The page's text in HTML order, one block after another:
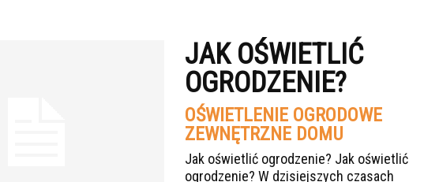
JAK OŚWIETLIĆ
OGRODZENIE?
OŚWIETLENIE OGRODOWE
ZEWNĘTRZNE DOMU
Jak oświetlić ogrodzenie? Jak oświetlić
ogrodzenie? W dzisiejszych czasach